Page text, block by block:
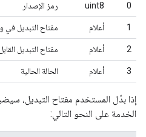
0
uint8 رمز الإصدار
1 أعلام مفتاح التبديل في
2 أعلام مفتاح التبديل
3 أعلام الحالة الحالية
إذا بدّل المستخدم مفتاح التبديل،
الخدمة على النحو التالي: